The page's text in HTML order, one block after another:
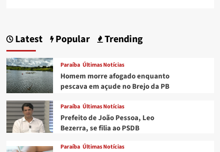
feito
resgate
de
menino
preso
poço
há
5
dias
Latest Popular Trending
Paraíba Últimas Notícias
Homem morre afogado enquanto
pescava em açude no Brejo da PB
Paraíba Últimas Notícias
Prefeito de João Pessoa, Leo
Bezerra, se filia ao PSDB
Paraíba Últimas Notícias